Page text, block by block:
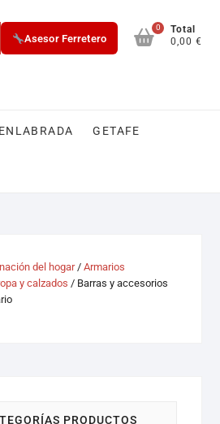
Asesor Ferretero
0
Total
0,00 €
GETAFE
del hogar/ Armarios
y calzados / Barras y accesorios
PRODUCTOS